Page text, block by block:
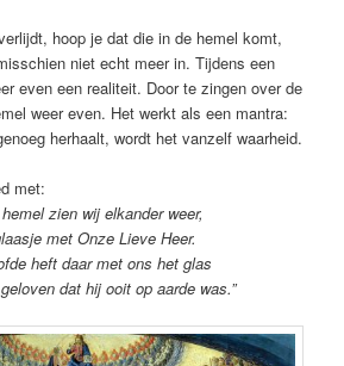
hoop je dat die in de hemel komt,
niet echt meer in. Tijdens een
even een realiteit. Door te zingen over de
weer even. Het werkt als een mantra:
herhaalt, wordt het vanzelf waarheid.
met:
zien wij elkander weer,
met Onze Lieve Heer.
heft daar met ons het glas
dat hij ooit op aarde was.”